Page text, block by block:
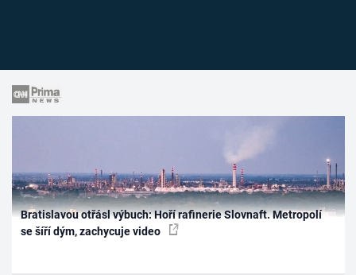
Bratislavou otřásl výbuch: Hoří rafinerie Slovnaft. Metropolí
se šíří dým, zachycuje video